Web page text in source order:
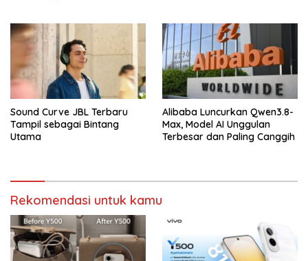
Sound Curve JBL Terbaru
Tampil sebagai Bintang
Utama
Alibaba Luncurkan Qwen3.8-
Max, Model AI Unggulan
Terbesar dan Paling Canggih
Rekomendasi untuk kamu